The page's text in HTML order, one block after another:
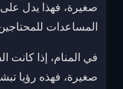
صغيرة، فهذا يدل على
المساعدات
في المنام، إذا كانت
صغيرة، فهذه رؤيا